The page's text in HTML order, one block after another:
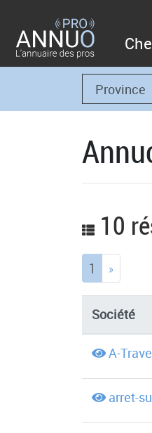
10
1 (current)
»
Société
A-
arret-